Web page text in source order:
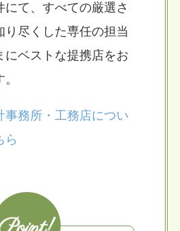
にて、すべての厳選さ
り尽くした専任の担当
にベストな提携店をお
事務所・工務店につい
ら